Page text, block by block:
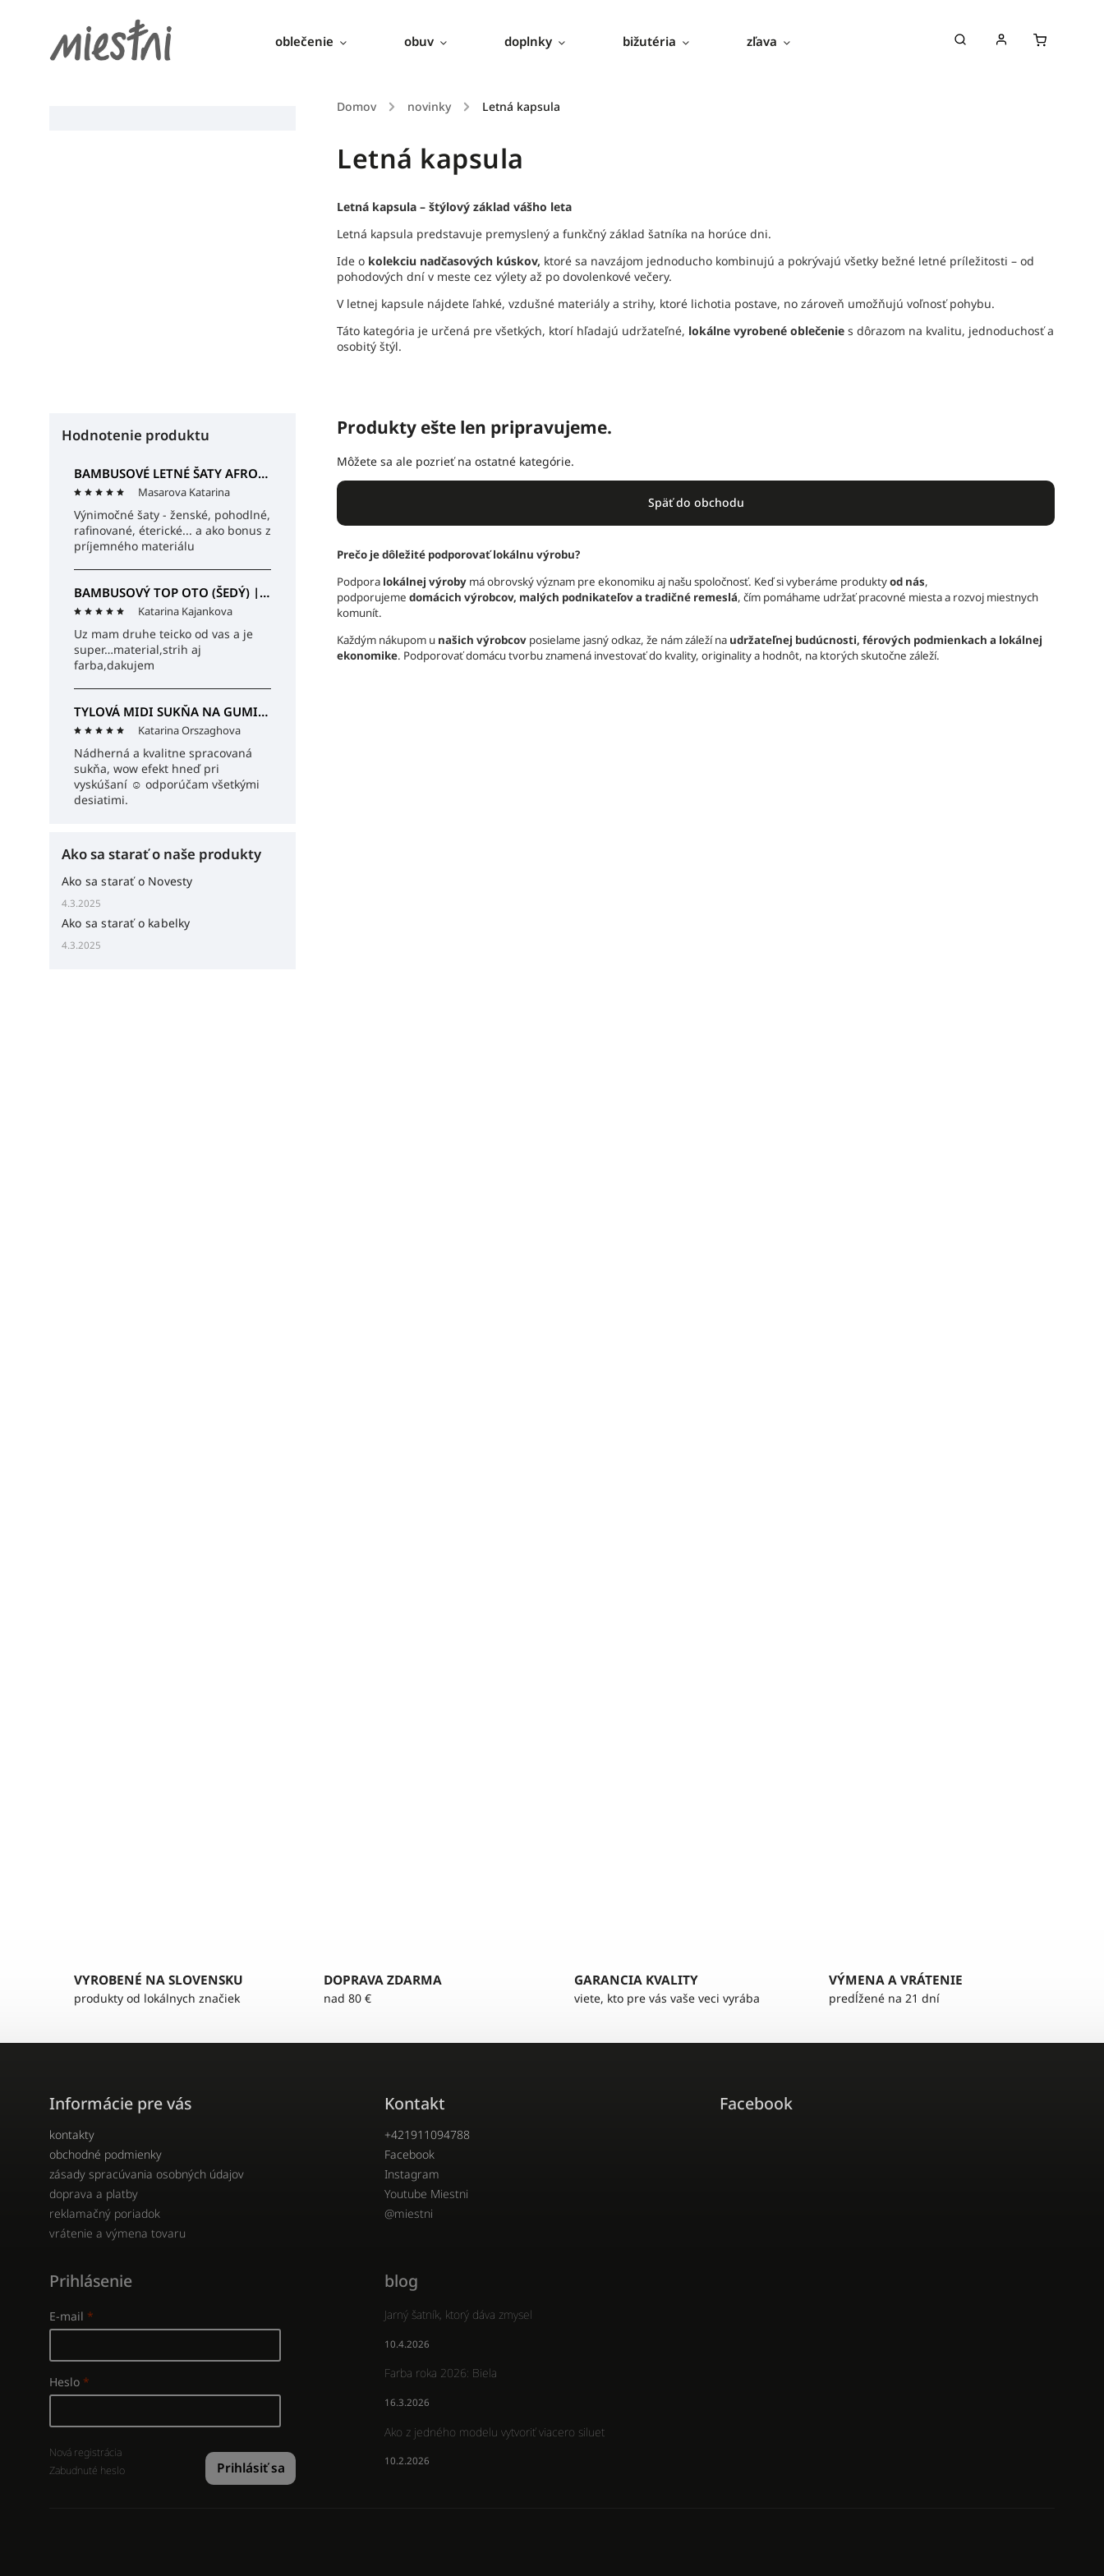
oblečenie obuv doplnky bižutéria zľava
Domov / novinky / Letná kapsula
Hodnotenie produktu
BAMBUSOVÉ LETNÉ ŠATY AFRODITA (ČIERNE) | MIESTNI
Masarova Katarina
Výnimočné šaty - ženské, pohodlné,
rafinované, éterické... a ako bonus z
príjemného materiálu
BAMBUSOVÝ TOP OTO (ŠEDÝ) | MIESTNI
Katarina Kajankova
Uz mam druhe teicko od vas a je
super…material,strih aj
farba,dakujem
TYLOVÁ MIDI SUKŇA NA GUMIČKU SABINA (ČIERNA) | MIESTNI
Katarina Orszaghova
Nádherná a kvalitne spracovaná
sukňa, wow efekt hneď pri
vyskúšaní ☺️ odporúčam všetkými
desiatimi.
Ako sa starať o naše produkty
Ako sa starať o Novesty
4.3.2025
Ako sa starať o kabelky
4.3.2025
Letná kapsula
Letná kapsula – štýlový základ vášho leta
Letná kapsula predstavuje premyslený a funkčný základ šatníka na horúce dni.
Ide o kolekciu nadčasových kúskov, ktoré sa navzájom jednoducho kombinujú a pokrývajú všetky bežné letné príležitosti – od
pohodových dní v meste cez výlety až po dovolenkové večery.
V letnej kapsule nájdete ľahké, vzdušné materiály a strihy, ktoré lichotia postave, no zároveň umožňujú voľnosť pohybu.
Táto kategória je určená pre všetkých, ktorí hľadajú udržateľné, lokálne vyrobené oblečenie s dôrazom na kvalitu, jednoduchosť a
osobitý štýl.
Produkty ešte len pripravujeme.
Môžete sa ale pozrieť na ostatné kategórie.
Späť do obchodu
Prečo je dôležité podporovať lokálnu výrobu?
Podpora lokálnej výroby má obrovský význam pre ekonomiku aj našu spoločnosť. Keď si vyberáme produktyod nás,
podporujeme domácich výrobcov, malých podnikateľov a tradičné remeslá, čím pomáhame udržať pracovné miesta a rozvoj miestnych
komunít.
Každým nákupom u našich výrobcov posielame jasný odkaz, že nám záleží na udržateľnej budúcnosti, férových podmienkach a lokálnej
ekonomike. Podporovať domácu tvorbu znamená investovať do kvality, originality a hodnôt, na ktorých skutočne záleží.
VYROBENÉ NA SLOVENSKU
produkty od lokálnych značiek
DOPRAVA ZDARMA
nad 80 €
GARANCIA KVALITY
viete, kto pre vás vaše veci vyrába
VÝMENA A VRÁTENIE
predĺžené na 21 dní
Informácie pre vás
kontakty
obchodné podmienky
zásady spracúvania osobných údajov
doprava a platby
reklamačný poriadok
vrátenie a výmena tovaru
Kontakt
+421911094788
Facebook
Instagram
Youtube Miestni
@miestni
Facebook
Prihlásenie
E-mail
Heslo
Prihlásiť sa
Nová registrácia
Zabudnuté heslo
blog
Jarný šatník, ktorý dáva zmysel
10.4.2026
Farba roka 2026: Biela
16.3.2026
Ako z jedného modelu vytvoriť viacero siluet
10.2.2026